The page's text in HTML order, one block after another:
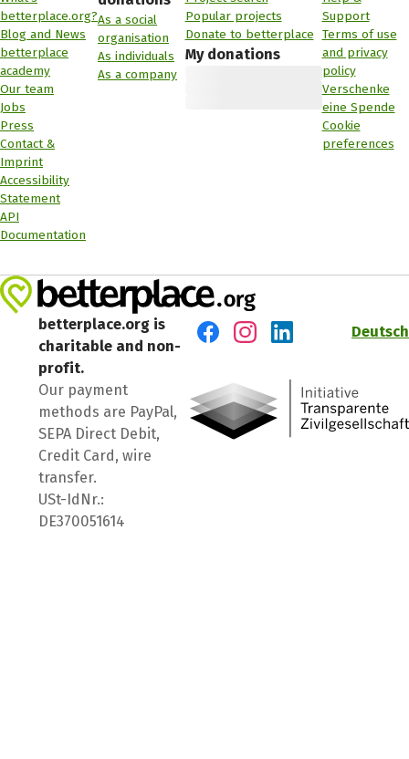
betterplace.org?
Blog and News
betterplace
academy
Our team
Jobs
Press
Contact &
Imprint
Accessibility
Statement
API
Documentation
As a social
organisation
As individuals
As a company
Popular projects
Donate to betterplace
My donations
Support
Terms of use
and privacy
policy
Verschenke
eine Spende
Cookie
preferences
betterplace.org is
charitable and non-
profit.
Our payment
methods are PayPal,
SEPA Direct Debit,
Credit Card, wire
transfer.
USt-IdNr.:
DE370051614
Deutsch